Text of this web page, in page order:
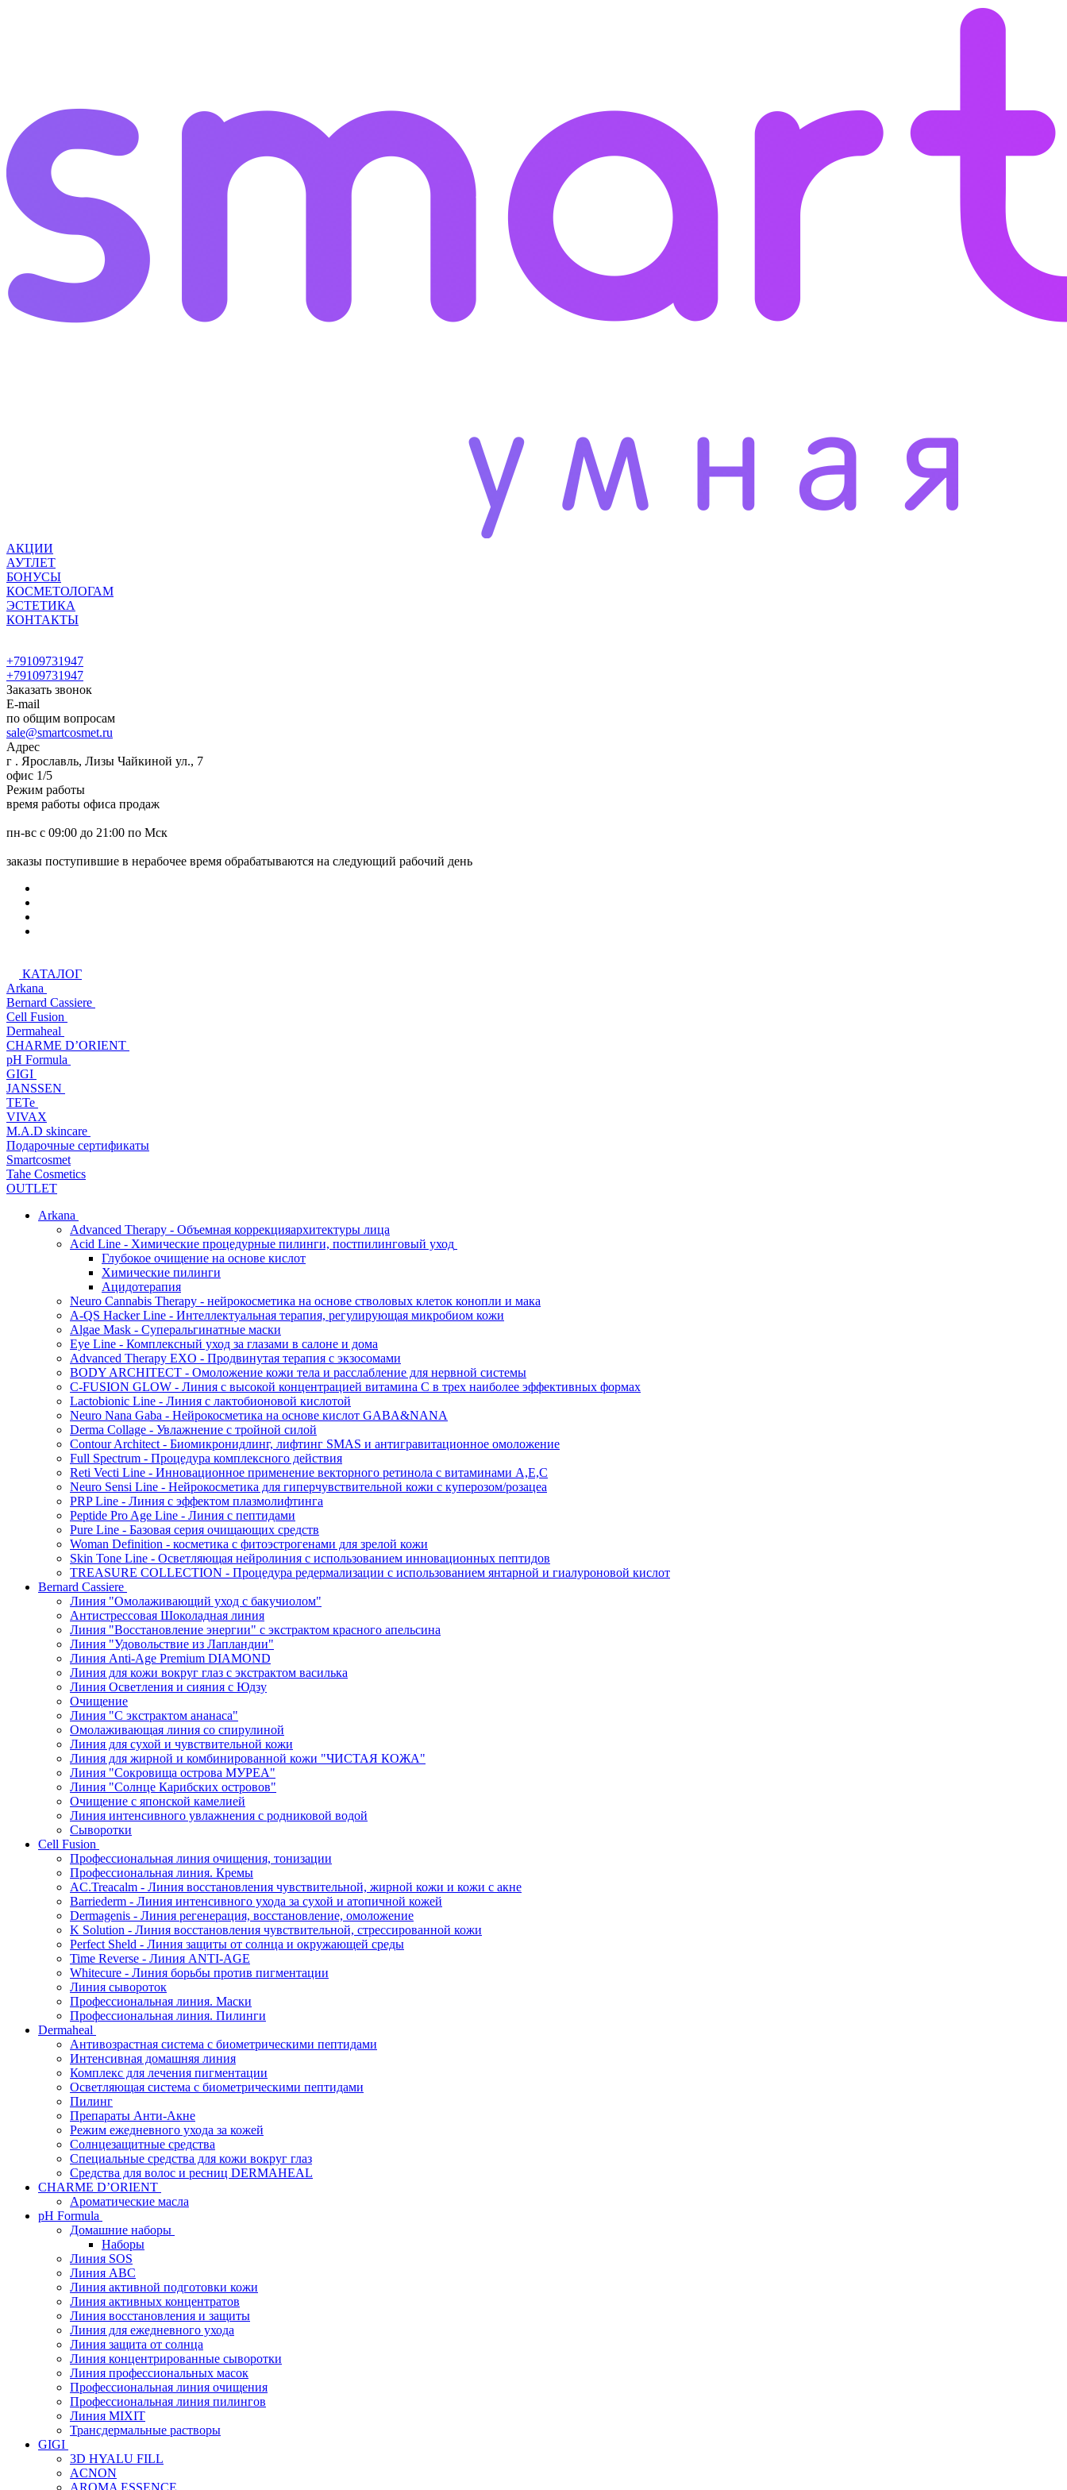
АКЦИИ
АУТЛЕТ
БОНУСЫ
КОСМЕТОЛОГАМ
ЭСТЕТИКА
КОНТАКТЫ
+79109731947
+79109731947
Заказать звонок
E-mail
по общим вопросам
sale@smartcosmet.ru
Адрес
г . Ярославль, Лизы Чайкиной ул., 7
офис 1/5
Режим работы
время работы офиса продаж
пн-вс с 09:00 до 21:00 по Мск
заказы поступившие в нерабочее время обрабатываются на следующий рабочий день
КАТАЛОГ
Arkana
Bernard Cassiere
Cell Fusion
Dermaheal
CHARME D’ORIENT
pH Formula
GIGI
JANSSEN
TETe
VIVAX
M.A.D skincare
Подарочные сертификаты
Smartcosmet
Tahe Cosmetics
OUTLET
Arkana
Advanced Therapy - Объемная коррекцияархитектуры лица
Acid Line - Химические процедурные пилинги, постпилинговый уход
Глубокое очищение на основе кислот
Химические пилинги
Ацидотерапия
Neuro Cannabis Therapy - нейрокосметика на основе стволовых клеток конопли и мака
A-QS Hacker Line - Интеллектуальная терапия, регулирующая микробиом кожи
Algae Mask - Суперальгинатные маски
Eye Line - Комплексный уход за глазами в салоне и дома
Advanced Therapy EXO - Продвинутая терапия с экзосомами
BODY ARCHITECT - Омоложение кожи тела и расслабление для нервной системы
C-FUSION GLOW - Линия с высокой концентрацией витамина C в трех наиболее эффективных формах
Lactobionic Line - Линия с лактобионовой кислотой
Neuro Nana Gaba - Нейрокосметика на основе кислот GABA&NANA
Derma Collage - Увлажнение с тройной силой
Contour Architect - Биомикронидлинг, лифтинг SMAS и антигравитационное омоложение
Full Spectrum - Процедура комплексного действия
Reti Vecti Line - Инновационное применение векторного ретинола с витаминами A,Е,С
Neuro Sensi Line - Нейрокосметика для гиперчувствительной кожи с куперозом/розацеа
PRP Line - Линия с эффектом плазмолифтинга
Peptide Pro Age Line - Линия с пептидами
Pure Line - Базовая серия очищающих средств
Woman Definition - косметика с фитоэстрогенами для зрелой кожи
Skin Tone Line - Осветляющая нейролиния с использованием инновационных пептидов
TREASURE COLLECTION - Процедура редермализации с использованием янтарной и гиалуроновой кислот
Bernard Cassiere
Линия "Омолаживающий уход с бакучиолом"
Антистрессовая Шоколадная линия
Линия "Восстановление энергии" с экстрактом красного апельсина
Линия "Удовольствие из Лапландии"
Линия Anti-Age Premium DIAMOND
Линия для кожи вокруг глаз с экстрактом василька
Линия Осветления и сияния с Юдзу
Очищение
Линия "С экстрактом ананаса"
Омолаживающая линия со спирулиной
Линия для сухой и чувствительной кожи
Линия для жирной и комбинированной кожи "ЧИСТАЯ КОЖА"
Линия "Сокровища острова МУРЕА"
Линия "Солнце Карибских островов"
Очищение с японской камелией
Линия интенсивного увлажнения с родниковой водой
Сыворотки
Cell Fusion
Профессиональная линия очищения, тонизации
Профессиональная линия. Кремы
AC.Treacalm - Линия восстановления чувствительной, жирной кожи и кожи с акне
Barriederm - Линия интенсивного ухода за сухой и атопичной кожей
Dermagenis - Линия регенерация, восстановление, омоложение
K Solution - Линия восстановления чувствительной, стрессированной кожи
Perfect Sheld - Линия защиты от солнца и окружающей среды
Time Reverse - Линия ANTI-AGE
Whitecure - Линия борьбы против пигментации
Линия сывороток
Профессиональная линия. Маски
Профессиональная линия. Пилинги
Dermaheal
Антивозрастная система с биометрическими пептидами
Интенсивная домашняя линия
Комплекс для лечения пигментации
Осветляющая система с биометрическими пептидами
Пилинг
Препараты Анти-Акне
Режим ежедневного ухода за кожей
Солнцезащитные средства
Специальные средства для кожи вокруг глаз
Средства для волос и ресниц DERMAHEAL
CHARME D’ORIENT
Ароматические масла
pH Formula
Домашние наборы
Наборы
Линия SOS
Линия АВС
Линия активной подготовки кожи
Линия активных концентратов
Линия восстановления и защиты
Линия для ежедневного ухода
Линия защита от солнца
Линия концентрированные сыворотки
Линия профессиональных масок
Профессиональная линия очищения
Профессиональная линия пилингов
Линия MIXIT
Трансдермальные растворы
GIGI
3D HYALU FILL
ACNON
AROMA ESSENCE